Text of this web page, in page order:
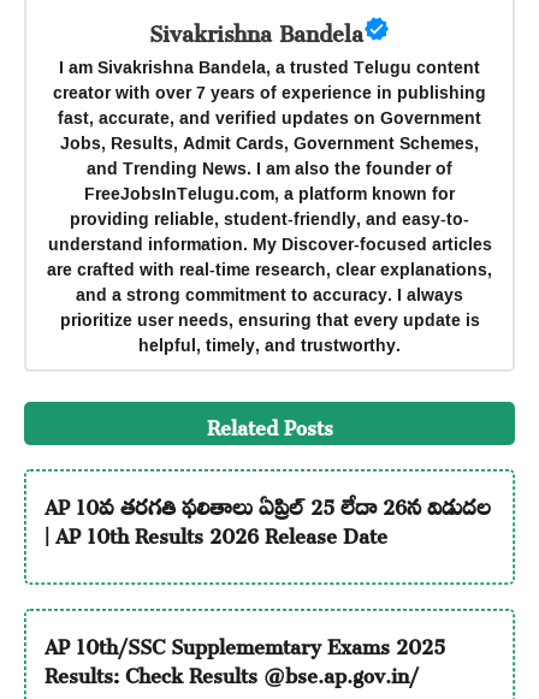
Sivakrishna Bandela
I am Sivakrishna Bandela, a trusted Telugu content
creator with over 7 years of experience in publishing
fast, accurate, and verified updates on Government
Jobs, Results, Admit Cards, Government Schemes,
and Trending News. I am also the founder of
FreeJobsInTelugu.com, a platform known for
providing reliable, student-friendly, and easy-to-
understand information. My Discover-focused articles
are crafted with real-time research, clear explanations,
and a strong commitment to accuracy. I always
prioritize user needs, ensuring that every update is
helpful, timely, and trustworthy.
Related Posts
AP 10వ తరగతి ఫలితాలు ఏప్రిల్ 25 లేదా 26న విడుదల
| AP 10th Results 2026 Release Date
AP 10th/SSC Supplememtary Exams 2025
Results: Check Results @bse.ap.gov.in/